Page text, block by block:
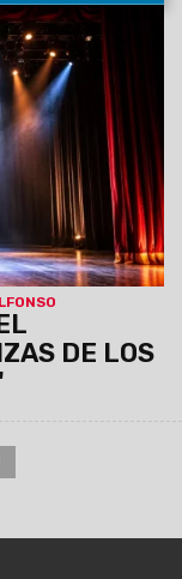
DE LOS
talleres de
Salsa Cubana y
6 de